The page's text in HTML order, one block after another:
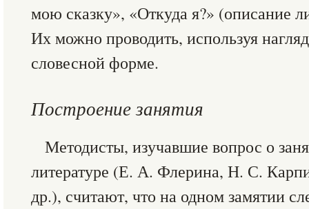
мою сказку», «Откуда я?» (описание
Их можно проводить, используя
словесной форме.
Построение занятия
Методисты, изучавшие вопрос о
литературе (Е. А. Флерина, Н. С.
др.), считают, что на одном замятии